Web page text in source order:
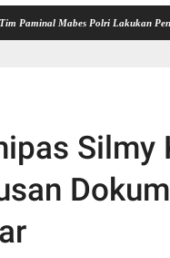
Polri Lakukan Pendalaman
Silmy